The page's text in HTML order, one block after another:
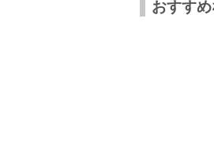
おすす